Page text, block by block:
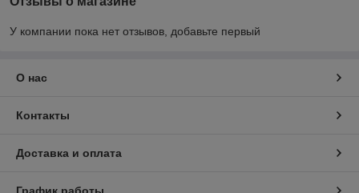
У компании пока нет отзывов, добавьте первый
О нас
Контакты
Доставка и оплата